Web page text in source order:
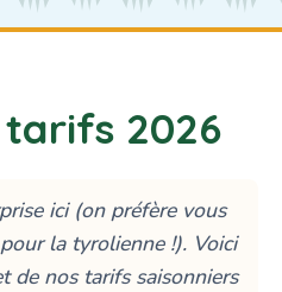
2026
ici (on préfère vous
la tyrolienne !). Voici
de nos tarifs saisonniers